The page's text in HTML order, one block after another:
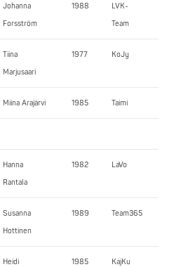
Johanna
Forsström
1988
LVK-
Team
Tiina
Marjusaari
1977 KoJy
Miina Arajärvi 1985 Taimi
Hanna
Rantala
1982 LaVo
Susanna
Hottinen
1989 Team365
Heidi
1985 KajKu